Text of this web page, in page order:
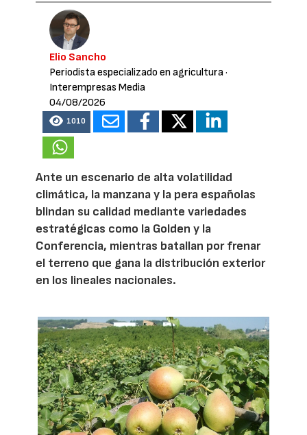
Elio Sancho
Periodista especializado en agricultura·
Interempresas Media
04/08/2026
1010
Ante un escenario de alta volatilidad
climática, la manzana y la pera españolas
blindan su calidad mediante variedades
estratégicas como la Golden y la
Conferencia, mientras batallan por frenar
el terreno que gana la distribución exterior
en los lineales nacionales.